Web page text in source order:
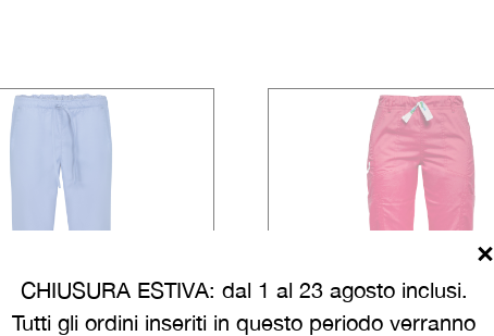
CHIUSURA ESTIVA: dal 1 al 23 agosto inclusi.
Tutti gli ordini inseriti in questo periodo verranno